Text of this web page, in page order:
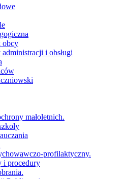
obcy
i obsługi
małoletnich.
profilaktyczny.
i procedury